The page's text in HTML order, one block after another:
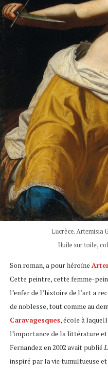
Lucrèce. Artemisia
Huile sur toile,
Son roman, a pour héroïne
Cette peintre, cette femme-
l’enfer de l’histoire de l’art a
de noblesse, tout comme au
Caravagesques, école à
l’importance de la littérature et
Fernandez en 2002 avait publié
inspiré par la vie tumultueuse et